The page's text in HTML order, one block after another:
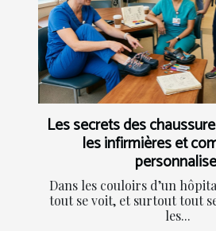
Les secrets des
les infirmières et
Dans les couloirs d’un
tout se voit, et surtout tout
les...